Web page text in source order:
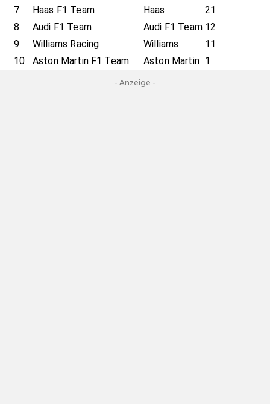
7
Haas F1 Team Haas
21
8
Audi F1 Team Audi F1 Team 12
9
Williams Racing Williams
11
10
Aston Martin F1 Team Aston Martin 1
- Anzeige -